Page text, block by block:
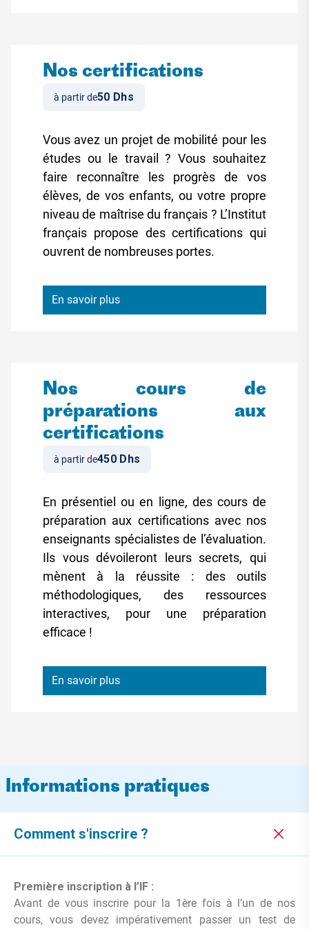
Nos certifications
à partir de50 Dhs
Vous avez un projet de mobilité pour les
études ou le travail ? Vous souhaitez
faire reconnaître les progrès de vos
élèves, de vos enfants, ou votre propre
niveau de maîtrise du français ? L’Institut
français propose des certifications qui
ouvrent de nombreuses portes.
En savoir plus
Nos cours de
préparations aux
certifications
à partir de450 Dhs
En présentiel ou en ligne, des cours de
préparation aux certifications avec nos
enseignants spécialistes de l’évaluation.
Ils vous dévoileront leurs secrets, qui
mènent à la réussite : des outils
méthodologiques, des ressources
interactives, pour une préparation
efficace !
En savoir plus
Informations pratiques
Comment s'inscrire ?
Première inscription à l’IF :
Avant de vous inscrire pour la 1ère fois à l’un de nos
cours, vous devez impérativement passer un test de